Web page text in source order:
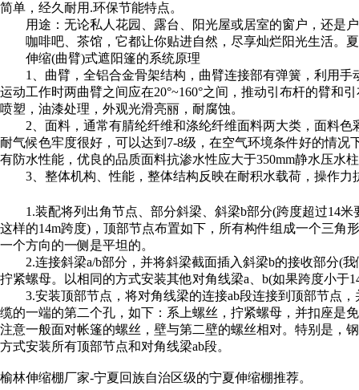
简单，经久耐用.环保节能特点。
用途：无论私人花园、露台、阳光屋或居室的窗户，还是
咖啡吧、茶馆，它都让你贴进自然，尽享灿烂阳光生活。
伸缩(曲臂)式遮阳篷的系统原理
1、曲臂，全铝合金骨架结构，曲臂连接部有弹簧，利用手
运动工作时两曲臂之间应在20°~160°之间，推动引布杆的臂
喷塑，油漆处理，外观光滑亮丽，耐腐蚀。
2、面料，通常有腈纶纤维和涤纶纤维面料两大类，面料色
耐气候色牢度很好，可以达到7-8级，在空气环境条件好的情
有防水性能，优良的品质面料抗渗水性应大于350mm静水压水
3、整体机构、性能，整体结构反映在耐积水载荷，操作力
1.装配将列出角节点、部分斜梁、斜梁b部分(跨度超过14米
这样的14m跨度)，顶部节点布置如下，所有构件组成一个三
一个方向的一侧是平坦的。
2.连接斜梁a/b部分，并将斜梁截面插入斜梁b的接收部分(我
拧紧螺母。以相同的方式安装其他对角线梁a、b(如果跨度小于
3.安装顶部节点，将对角线梁的连接ab段连接到顶部节点，
缆的一端的第二个孔，如下：系上螺丝，拧紧螺母，并扣座是
注意一般面对帐篷的螺丝，壁与第二壁的螺丝相对。特别是，
方式安装所有顶部节点和对角线梁ab段。
榆林伸缩棚厂家-宁夏回族自治区级的宁夏伸缩棚推荐。